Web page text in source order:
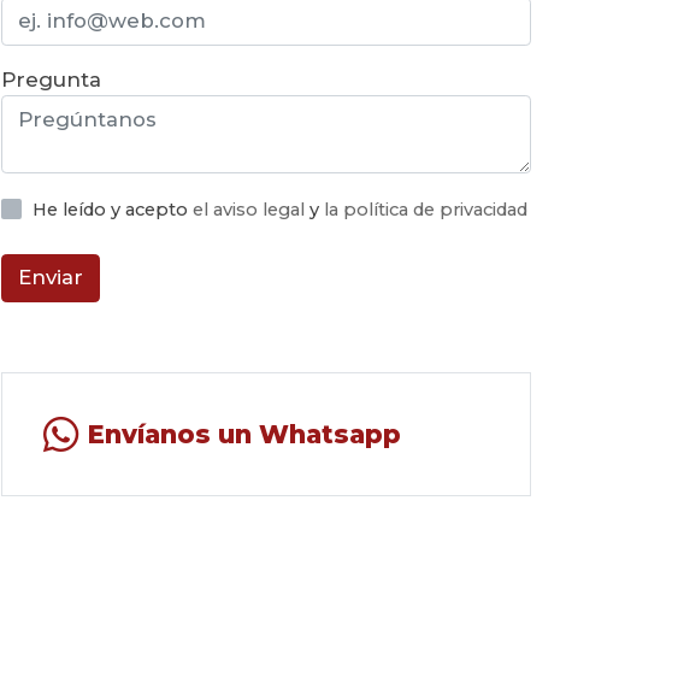
Pregunta
He leído y acepto el aviso legal y la política de privacidad
Enviar
Envíanos un Whatsapp